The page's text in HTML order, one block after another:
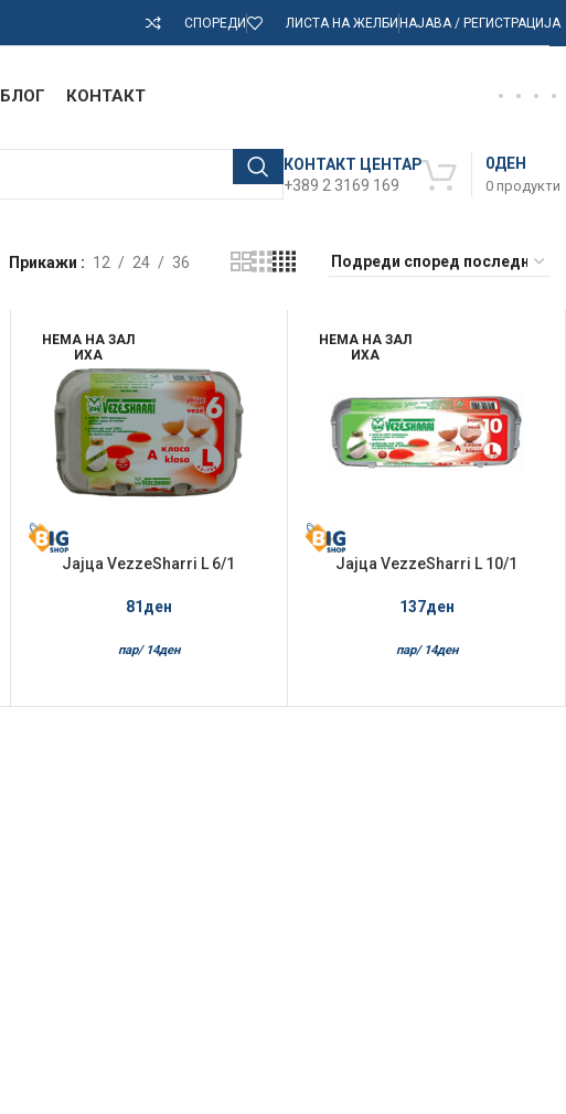
СПОРЕДИ ЛИСТА НА ЖЕЛБИНАЈАВА / РЕГИСТРАЦИЈА
БЛОГ КОНТАКТ
КОНТАКТ ЦЕНТАР
+389 2 3169 169
0 продукти
0ДЕН
Прикажи 12 24 36
НЕМА НА ЗАЛ
ИХА
Јајца VezzeSharri L 6/1
81ден
пар/ 14ден
НЕМА НА ЗАЛ
ИХА
Јајца VezzeSharri L 10/1
137ден
пар/ 14ден